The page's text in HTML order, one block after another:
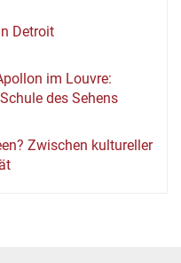
Detroit
im Louvre:
des Sehens
Zwischen kultureller